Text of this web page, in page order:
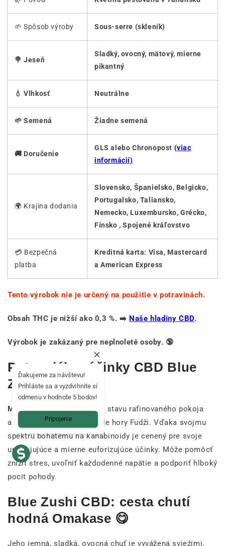
🌱 Spôsob výroby Sous-serre (skleník)
🍭 Jeseň
Sladký, ovocný, mätový, mierne
pikantný
💧 Vlhkosť Neutrálne
🌱 Semená Žiadne semená
🚚 Doručenie
GLS alebo Chronopost (viac
informácií)
🌍 Krajina dodania
Slovensko, Španielsko, Belgicko,
Portugalsko, Taliansko,
Nemecko, Luxembursko, Grécko,
Fínsko , Spojené kráľovstvo
💳 Bezpečná
platba
Kreditná karta: Visa, Mastercard
a American Express
Tento výrobok nie je určený na použitie v potravinách.
Obsah THC je nižší ako 0,3 %. ➡️ Naše hladiny CBD.
Výrobok je zakázaný pre neplnoleté osoby. 🔞
Potenciálne účinky CBD Blue
Zushi 🍃
Modrá Zushivás ponorí do stavu rafinovaného pokoja
ako čajový obrad na vrchole hory Fudži. Vďaka svojmu
spektru bohatému na kanabinoidy je cenený pre svoje
upokojujúce a mierne euforizujúce účinky. Môže pomôcť
znížiť stres, uvoľniť každodenné napätie a podporiť hlboký
pocit pohody.
Blue Zushi CBD: cesta chutí
hodná Omakase 😋
Jeho jemná, sladká, ovocná chuť je vyvážená sviežimi,
Ďakujeme za návštevu!
Prihláste sa a vyzdvihnite si
odmenu v hodnote 5 bodov!
Pripojenie